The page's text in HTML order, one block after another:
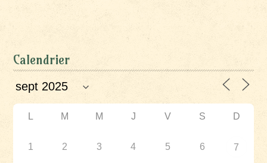
Calendrier
L M M J V S D
1 2 3 4 5 6 7